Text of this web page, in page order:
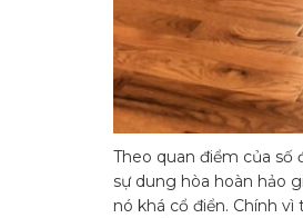
Theo quan điểm của
sự dung hòa hoàn hảo
nó khá cổ điển. Chính